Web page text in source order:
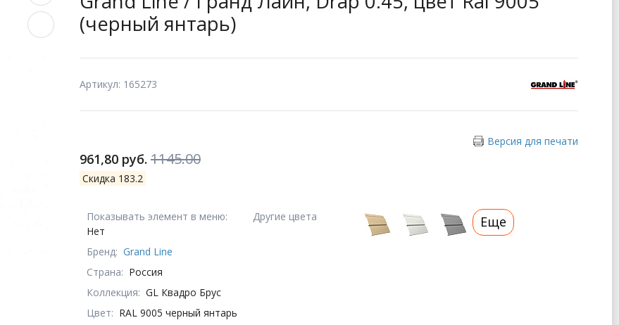
(черный янтарь)
Артикул: 165273
Версия для печати
961,80 руб. 1145.00
Скидка 183.2
Показывать элемент в меню:
Нет
Бренд: Grand Line
Страна: Россия
Коллекция: GL Квадро Брус
Цвет: RAL 9005 черный янтарь
Другие цвета Еще